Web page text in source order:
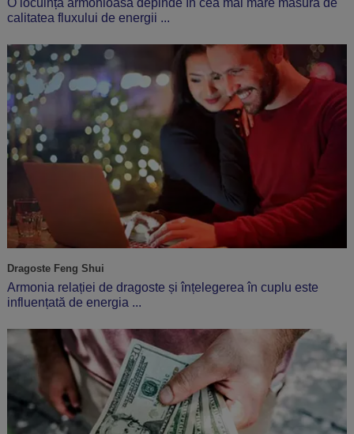
O locuință armonioasă depinde în cea mai mare măsură de
calitatea fluxului de energii ...
Dragoste Feng Shui
Armonia relației de dragoste și înțelegerea în cuplu este
influențată de energia ...